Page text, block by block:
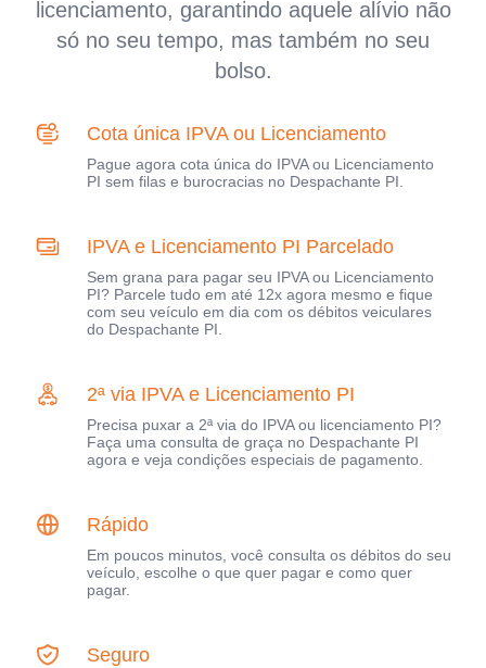
licenciamento, garantindo aquele alívio não
só no seu tempo, mas também no seu
bolso.
Cota única IPVA ou Licenciamento
Pague agora cota única do IPVA ou Licenciamento
PI sem filas e burocracias no Despachante PI.
IPVA e Licenciamento PI Parcelado
Sem grana para pagar seu IPVA ou Licenciamento
PI? Parcele tudo em até 12x agora mesmo e fique
com seu veículo em dia com os débitos veiculares
do Despachante PI.
2ª via IPVA e Licenciamento PI
Precisa puxar a 2ª via do IPVA ou licenciamento PI?
Faça uma consulta de graça no Despachante PI
agora e veja condições especiais de pagamento.
Rápido
Em poucos minutos, você consulta os débitos do seu
veículo, escolhe o que quer pagar e como quer
pagar.
Seguro